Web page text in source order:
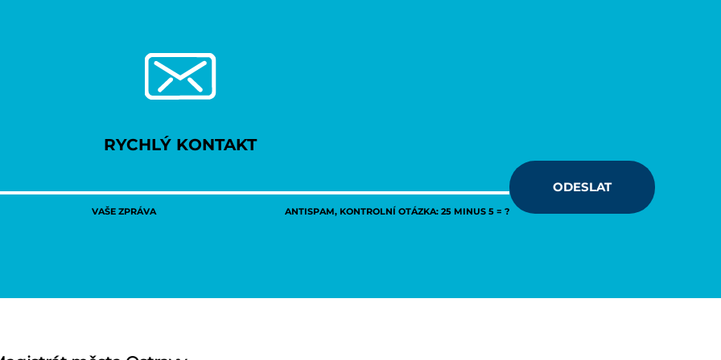
RYCHLÝ KONTAKT
VAŠE ZPRÁVA ANTISPAM, KONTROLNÍ OTÁZKA: 25 MINUS 5 = ?
ODESLAT